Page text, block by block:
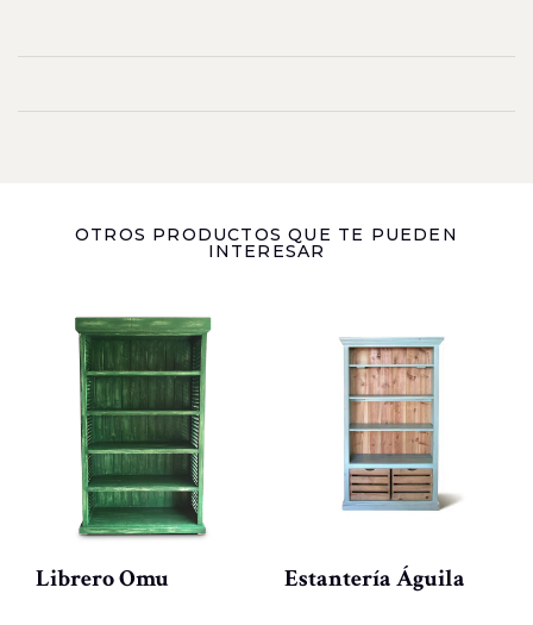
OTROS PRODUCTOS QUE TE PUEDEN
INTERESAR
Librero Omu Estantería Águila